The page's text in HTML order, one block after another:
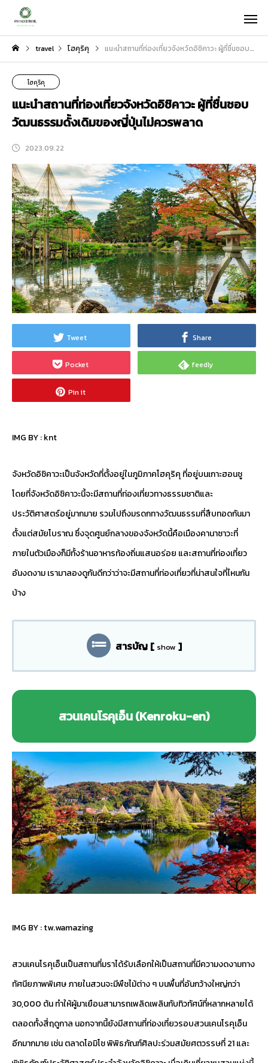
travel โฮคุริคุ แนะนำสถานที่ท่องเที่ยวจังหวัดอิชิคาวะ ผู้ที่ชื่นชอบวัฒนธรรมดั้งเดิมของญี่ปุ่นไม่ควรพลาด
โฮคุริคุ
แนะนำสถานที่ท่องเที่ยวจังหวัดอิชิคาวะ ผู้ที่ชื่นชอบ
วัฒนธรรมดั้งเดิมของญี่ปุ่นไม่ควรพลาด
2023.09.22
Tweet Share
Pocket feedly
Pin it
IMG BY :knt
จังหวัดอิชิคาวะเป็นจังหวัดที่ตั้งอยู่ในภูมิภาคโฮคุริคุ ที่อยู่บนเกาะฮอนชู
โดยที่จังหวัดอิชิคาวะนี้จะมีสถานที่ท่องเที่ยวทางธรรมชาติและ
ประวัติศาสตร์อยู่มากมาย รวมไปถึงมรดกทางวัฒนธรรมที่สืบทอดกันมา
ตั้งแต่สมัยโบราณ ซึ่งจุดศูนย์กลางของจังหวัดนี้คือเมืองคานาซาวะที่
ภายในตัวเมืองก็มีทั้งร้านอาหารท้องถิ่นแสนอร่อย และสถานที่ท่องเที่ยว
อันงดงาม เรามาลองดูกันดีกว่าว่าจะมีสถานที่ท่องเที่ยวที่น่าสนใจที่ไหนกัน
บ้าง
สารบัญ [ show ]
สวนเคนโรคุเอ็น (Kenroku-en)
IMG BY :tw.wamazing
สวนเคนโรคุเอ็นเป็นสถานที่มราได้รับเลือกให้เป็นสถานที่มีความงดงามทาง
ทัศนียภาพพิเศษ ภายในสวนจะมีพืชไม้ต่าง ๆ บนพื้นที่อันกว้างใหญ่กว่า
30,000 ต้น ทำให้ผู้มาเยือนสามารถเพลิดเพลินกับทิวทัศน์ที่หลากหลายได้
ตลอดทั้งสี่ฤดูกาล นอกจากนี้ยังมีสถานที่ท่องเที่ยวรอบสวนเคนโรคุเอ็น
อีกมากมาย เช่น ตลาดโอมิโช พิพิธภัณฑ์ศิลปะร่วมสมัยศตวรรษที่ 21 และ